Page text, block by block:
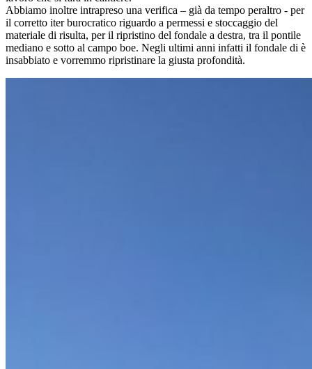
Abbiamo inoltre intrapreso una verifica – già da tempo peraltro - per
il corretto iter burocratico riguardo a permessi e stoccaggio del
materiale di risulta, per il ripristino del fondale a destra, tra il pontile
mediano e sotto al campo boe. Negli ultimi anni infatti il fondale di è
insabbiato e vorremmo ripristinare la giusta profondità.